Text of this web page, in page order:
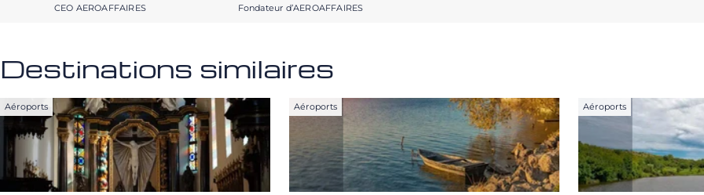
CEO AEROAFFAIRES Fondateur d’AEROAFFAIRES
Destinations similaires
Aéroports Aéroports Aéroports